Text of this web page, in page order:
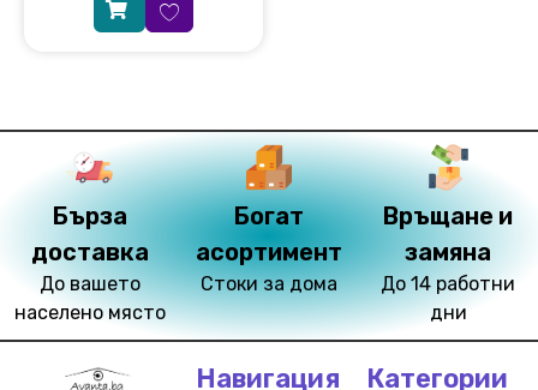
Бърза
доставка
До вашето
населено място
Богат
асортимент
Стоки за дома
Връщане и
замяна
До 14 работни
дни
Навигация Категории